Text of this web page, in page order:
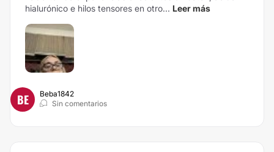
hialurónico e hilos tensores en otro... Leer más
BE
Beba1842
Sin comentarios